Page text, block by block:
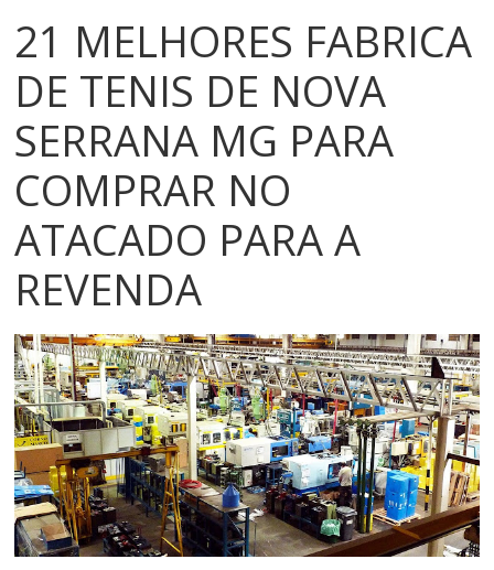
Nova
Serrana,
Franca,
Birigui
e
Jaú
Melhores
fornecedores,
lojas
e
fábricas
de
calçados
para
21 MELHORES FABRICA
DE TENIS DE NOVA
SERRANA MG PARA
COMPRAR NO
ATACADO PARA A
REVENDA